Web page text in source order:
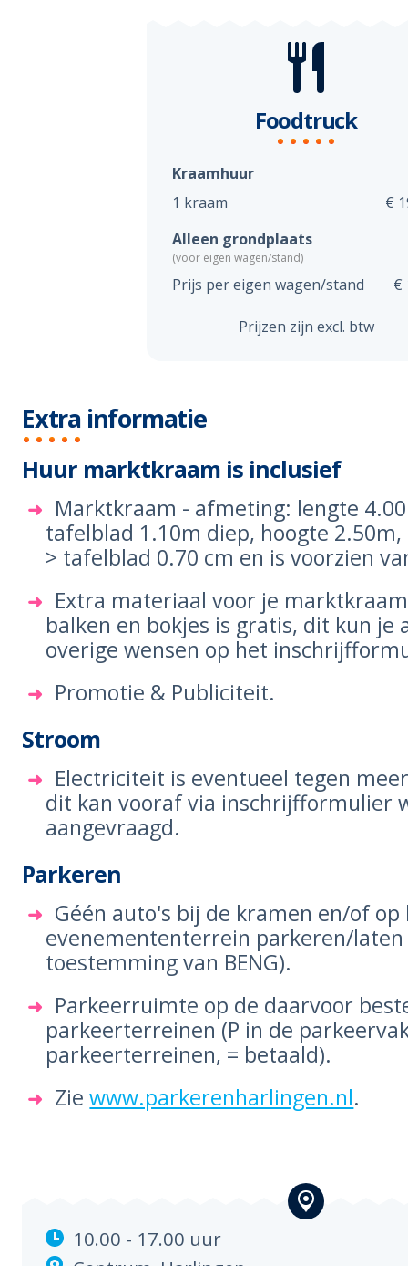
Foodtruck
Kraamhuur
1 kraam
€
Alleen grondplaats
(voor eigen wagen/stand)
Prijs per eigen wagen/stand €
Prijzen zijn excl. btw
Extra informatie
Huur marktkraam is inclusief
Marktkraam - afmeting: lengte
tafelblad 1.10m diep, hoogte
> tafelblad 0.70 cm en is voorzien
Extra materiaal voor je
balken en bokjes is gratis, dit kun je
overige wensen op het
Promotie & Publiciteit.
Stroom
Electriciteit is eventueel tegen
dit kan vooraf via inschrijfformulier
aangevraagd.
Parkeren
Géén auto's bij de kramen en/of op
evenemententerrein parkeren/
toestemming van BENG).
Parkeerruimte op de daarvoor
parkeerterreinen (P in de
parkeerterreinen, = betaald).
Ziewww.parkerenharlingen.nl.
10.00 - 17.00 uur